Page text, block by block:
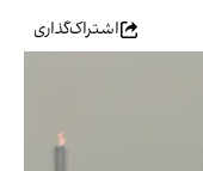
اشتراک‌گذاری